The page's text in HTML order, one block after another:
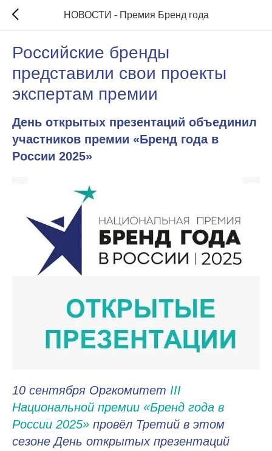
НОВОСТИ - Премия Бренд года
Российские бренды
представили свои проекты
экспертам премии
День открытых презентаций объединил
участников премии «Бренд года в
России 2025»
10 сентября Оргкомитет III
Национальной премии «Бренд года в
России 2025» провёл Третий в этом
сезоне День открытых презентаций